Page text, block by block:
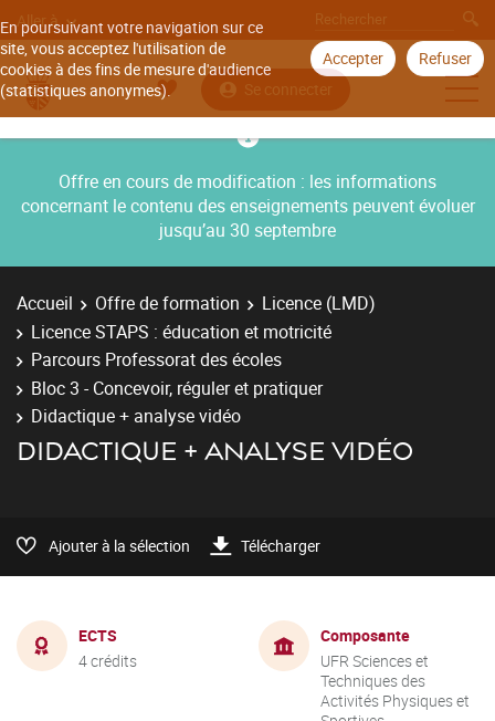
En poursuivant votre navigation sur ce
site, vous acceptez l'utilisation de
cookies à des fins de mesure d'audience
(statistiques anonymes).
Accepter Refuser
Aller à
Se connecter
Offre en cours de modification : les informations
concernant le contenu des enseignements peuvent évoluer
jusqu’au 30 septembre
Accueil Offre de formation
Licence (LMD)
Licence STAPS : éducation et motricité
Parcours Professorat des écoles
Bloc 3 - Concevoir, réguler et pratiquer
Didactique + analyse vidéo
DIDACTIQUE + ANALYSE VIDÉO
Ajouter à la sélection Télécharger
ECTS
4 crédits
Composante
UFR Sciences et
Techniques des
Activités Physiques et